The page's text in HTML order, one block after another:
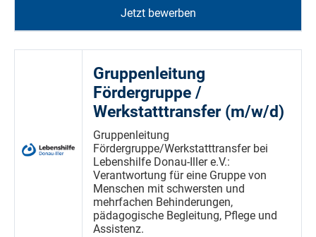
Jetzt bewerben
Gruppenleitung
Fördergruppe /
Werkstatttransfer (m/w/d)
Gruppenleitung
Fördergruppe/Werkstatttransfer bei
Lebenshilfe Donau-Iller e.V.:
Verantwortung für eine Gruppe von
Menschen mit schwersten und
mehrfachen Behinderungen,
pädagogische Begleitung, Pflege und
Assistenz.